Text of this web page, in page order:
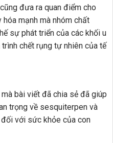
đưa ra quan điểm cho
mạnh mà nhóm chất
sự phát triển của các khối u
chết rụng tự nhiên của tế
bài viết đã chia sẻ đã giúp
trọng về sesquiterpen và
với sức khỏe của con